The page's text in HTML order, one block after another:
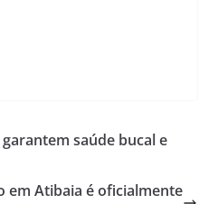
saúde bucal e
em Atibaia é oficialmente